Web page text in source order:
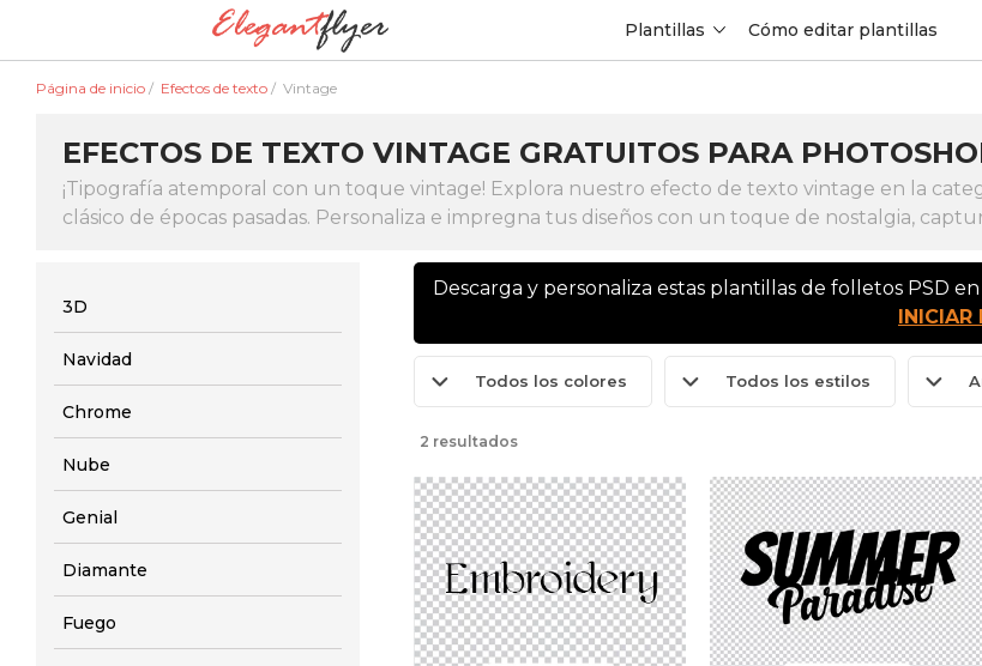
Plantillas Cómo editar plantillas
Página de inicio / Efectos de texto / Vintage
EFECTOS DE TEXTO VINTAGE GRATUITOS PARA
¡Tipografía atemporal con un toque vintage! Explora nuestro efecto de texto vintage en la
clásico de épocas pasadas. Personaliza e impregna tus diseños con un toque de nostalgia,
3D
Navidad
Chrome
Nube
Genial
Diamante
Fuego
Descarga y personaliza estas plantillas de folletos PSD
INICIAR
Todos los colores Todos los estilos
2 resultados